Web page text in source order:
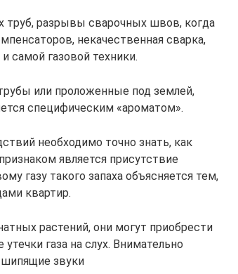
труб, разрывы сварочных швов, когда
некачественная сварка,
самой газовой техники.
или проложенные под землей,
специфическим «ароматом».
необходимо точно знать, как
является присутствие
газу такого запаха объясняется тем,
квартир.
растений, они могут приобрести
газа на слух. Внимательно
звуки